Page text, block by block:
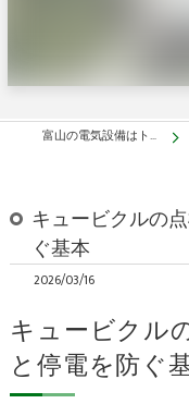
富山の電気設備はトミデンキ
キュービクルの
ぐ基本
2026/03/16
キュービクル
と停電を防ぐ